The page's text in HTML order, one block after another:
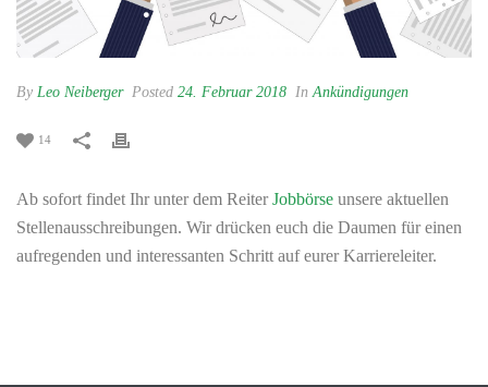
By Leo Neiberger Posted 24. Februar 2018 InAnkündigungen
14
Ab sofort findet Ihr unter dem ReiterJobbörse unsere aktuellen
Stellenausschreibungen. Wir drücken euch die Daumen für einen
aufregenden und interessanten Schritt auf eurer Karriereleiter.